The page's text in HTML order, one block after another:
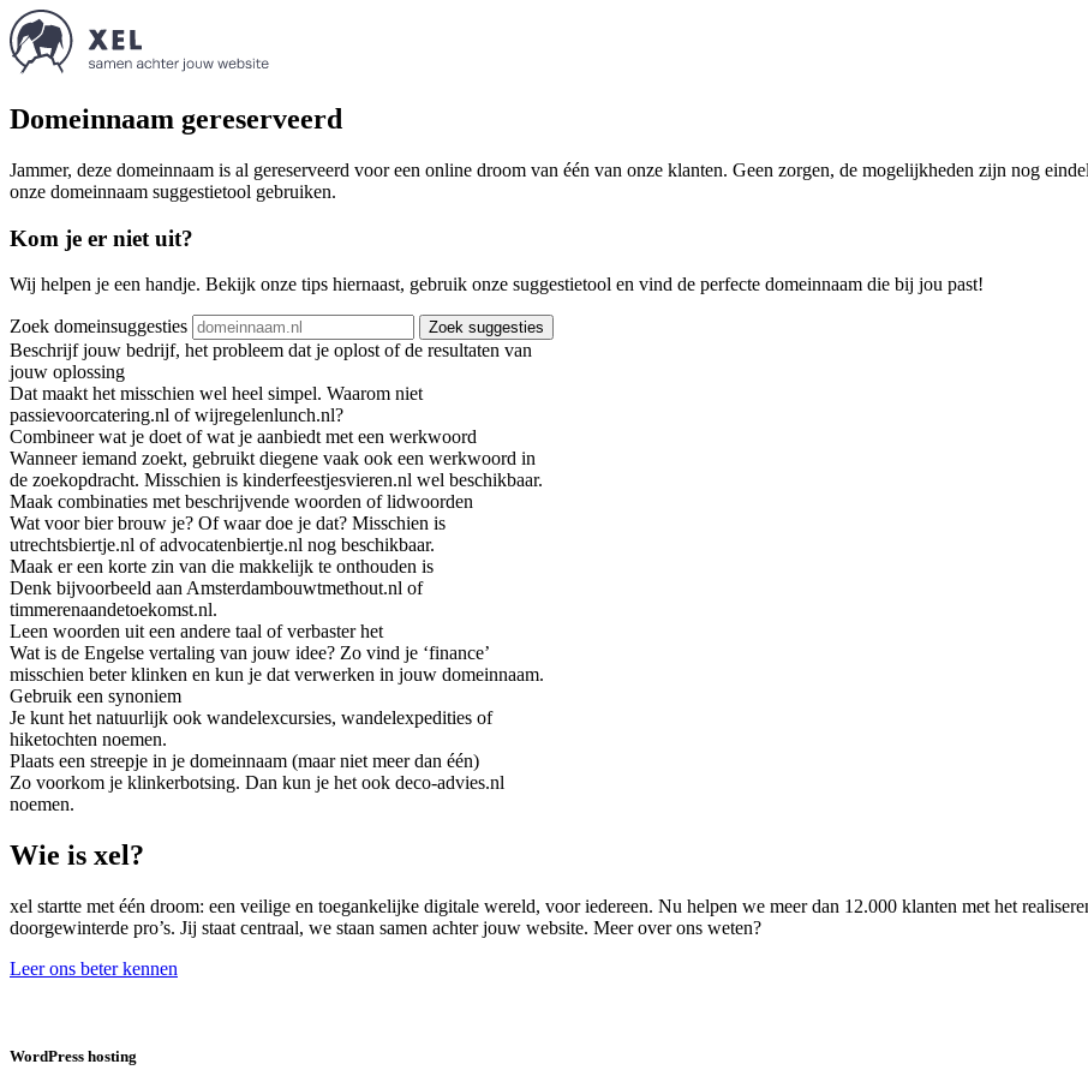
Domeinnaam gereserveerd
Jammer, deze domeinnaam is al gereserveerd voor een online droom van één van onze klanten. Geen zorgen, de mogelijkheden zijn nog
onze domeinnaam suggestietool gebruiken.
Kom je er niet uit?
Wij helpen je een handje. Bekijk onze tips hiernaast, gebruik onze suggestietool en vind de perfecte domeinnaam die bij jou past!
Zoek domeinsuggesties Zoek suggesties
Beschrijf jouw bedrijf, het probleem dat je oplost of de resultaten van
jouw oplossing
Dat maakt het misschien wel heel simpel. Waarom niet
passievoorcatering.nl of wijregelenlunch.nl?
Combineer wat je doet of wat je aanbiedt met een werkwoord
Wanneer iemand zoekt, gebruikt diegene vaak ook een werkwoord in
de zoekopdracht. Misschien is kinderfeestjesvieren.nl wel beschikbaar.
Maak combinaties met beschrijvende woorden of lidwoorden
Wat voor bier brouw je? Of waar doe je dat? Misschien is
utrechtsbiertje.nl of advocatenbiertje.nl nog beschikbaar.
Maak er een korte zin van die makkelijk te onthouden is
Denk bijvoorbeeld aan Amsterdambouwtmethout.nl of
timmerenaandetoekomst.nl.
Leen woorden uit een andere taal of verbaster het
Wat is de Engelse vertaling van jouw idee? Zo vind je ‘finance’
misschien beter klinken en kun je dat verwerken in jouw domeinnaam.
Gebruik een synoniem
Je kunt het natuurlijk ook wandelexcursies, wandelexpedities of
hiketochten noemen.
Plaats een streepje in je domeinnaam (maar niet meer dan één)
Zo voorkom je klinkerbotsing. Dan kun je het ook deco-advies.nl
noemen.
Wie is xel?
xel startte met één droom: een veilige en toegankelijke digitale wereld, voor iedereen. Nu helpen we meer dan 12.000 klanten met het
doorgewinterde pro’s. Jij staat centraal, we staan samen achter jouw website. Meer over ons weten?
Leer ons beter kennen
WordPress hosting